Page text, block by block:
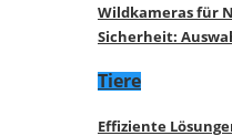
Wildkameras für
Sicherheit:
Tiere
Effiziente